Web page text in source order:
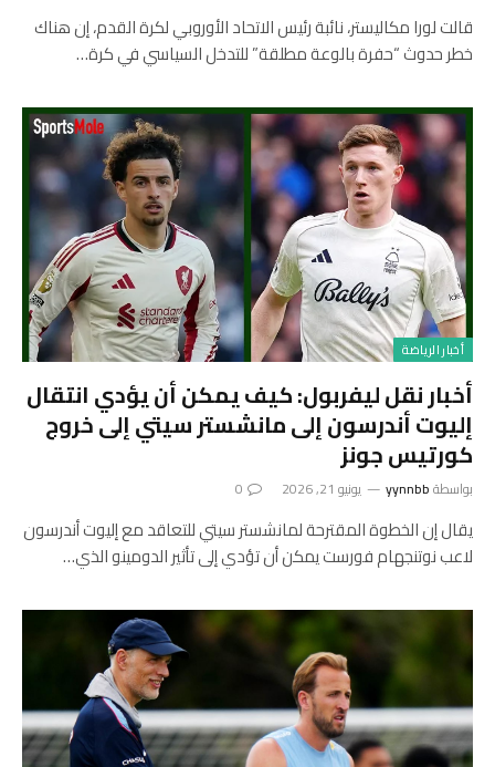
قالت لورا مكاليستر، نائبة رئيس الاتحاد الأوروبي لكرة القدم، إن هناك
خطر حدوث “حفرة بالوعة مطلقة” للتدخل السياسي في كرة…
أخبار الرياضة
أخبار نقل ليفربول: كيف يمكن أن يؤدي انتقال
إليوت أندرسون إلى مانشستر سيتي إلى خروج
كورتيس جونز
بواسطةyynnbb يونيو 21, 2026 0
يقال إن الخطوة المقترحة لمانشستر سيتي للتعاقد مع إليوت أندرسون
لاعب نوتنجهام فورست يمكن أن تؤدي إلى تأثير الدومينو الذي…